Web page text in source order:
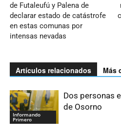
de Futaleufú y Palena de
declarar estado de catástrofe
en estas comunas por
intensas nevadas
Artículos relacionados Más
Informando
Primero
Dos personas
de Osorno